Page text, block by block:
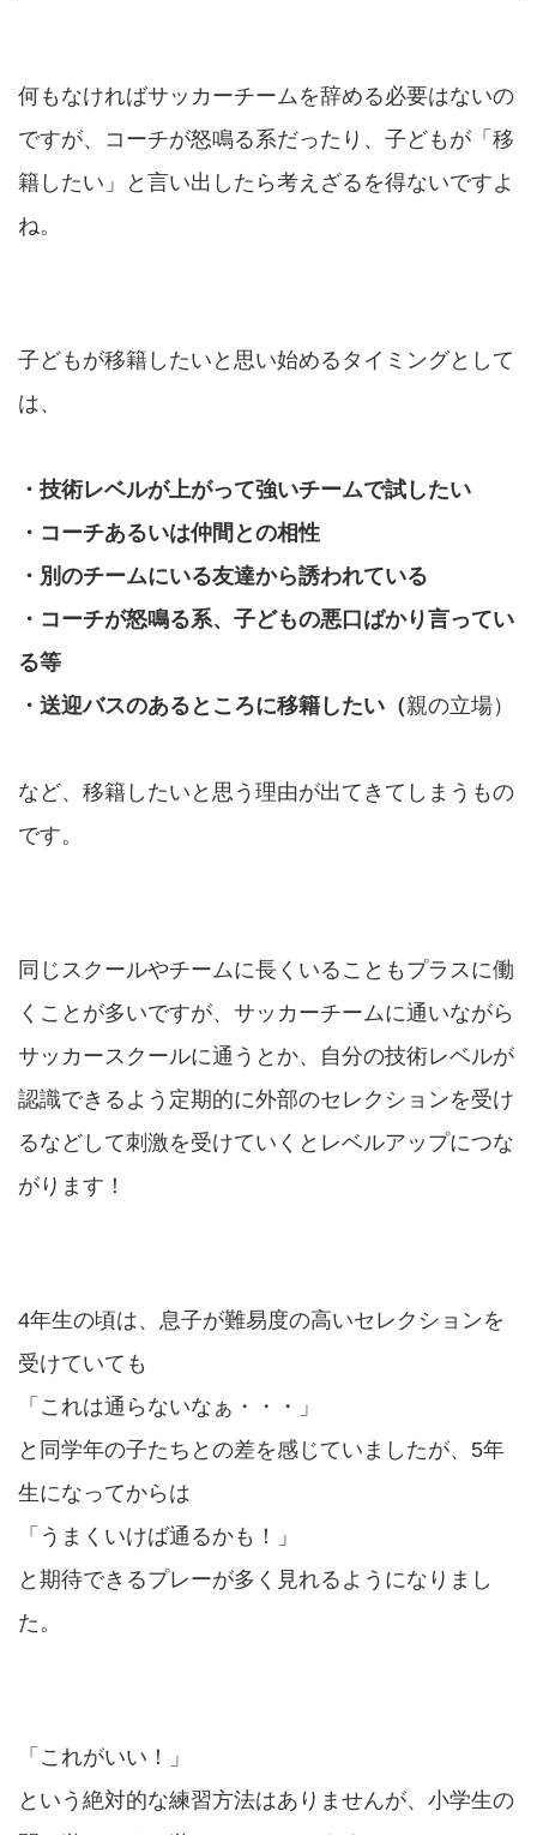
何もなければサッカーチームを辞める必要はないの
ですが、コーチが怒鳴る系だったり、子どもが「移
籍したい」と言い出したら考えざるを得ないですよ
ね。
子どもが移籍したいと思い始めるタイミングとして
は、
・技術レベルが上がって強いチームで試したい
・コーチあるいは仲間との相性
・別のチームにいる友達から誘われている
・コーチが怒鳴る系、子どもの悪口ばかり言ってい
る等
・送迎バスのあるところに移籍したい（親の立場）
など、移籍したいと思う理由が出てきてしまうもの
です。
同じスクールやチームに長くいることもプラスに働
くことが多いですが、サッカーチームに通いながら
サッカースクールに通うとか、自分の技術レベルが
認識できるよう定期的に外部のセレクションを受け
るなどして刺激を受けていくとレベルアップにつな
がります！
4年生の頃は、息子が難易度の高いセレクションを
受けていても
「これは通らないなぁ・・・」
と同学年の子たちとの差を感じていましたが、5年
生になってからは
「うまくいけば通るかも！」
と期待できるプレーが多く見れるようになりまし
た。
「これがいい！」
という絶対的な練習方法はありませんが、小学生の